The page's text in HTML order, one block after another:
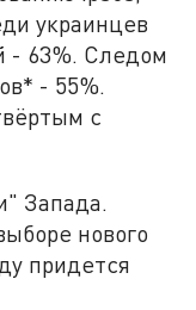
украинцев
- 63%. Следом
- 55%.
с
Запада.
нового
придется